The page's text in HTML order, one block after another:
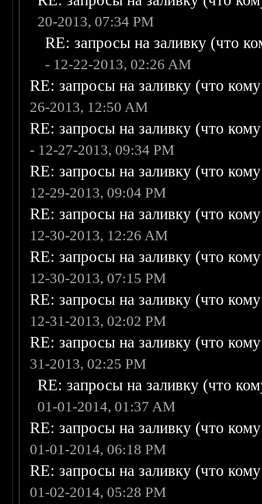
20-2013, 07:34 PM
RE: запросы на заливку (что
- 12-22-2013, 02:26 AM
RE: запросы на заливку (что
26-2013, 12:50 AM
RE: запросы на заливку (что
- 12-27-2013, 09:34 PM
RE: запросы на заливку (что
12-29-2013, 09:04 PM
RE: запросы на заливку (что
12-30-2013, 12:26 AM
RE: запросы на заливку (что
12-30-2013, 07:15 PM
RE: запросы на заливку (что
12-31-2013, 02:02 PM
RE: запросы на заливку (что
31-2013, 02:25 PM
RE: запросы на заливку (что
01-01-2014, 01:37 AM
RE: запросы на заливку (что
01-01-2014, 06:18 PM
RE: запросы на заливку (что
01-02-2014, 05:28 PM